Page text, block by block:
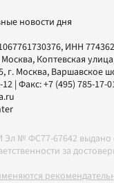
новости дня
ИНН
Коптевская
, г. Москва, Варшавское
12 | Факс:+7 (495) 785-17-
Эл № ФС77-67642
за